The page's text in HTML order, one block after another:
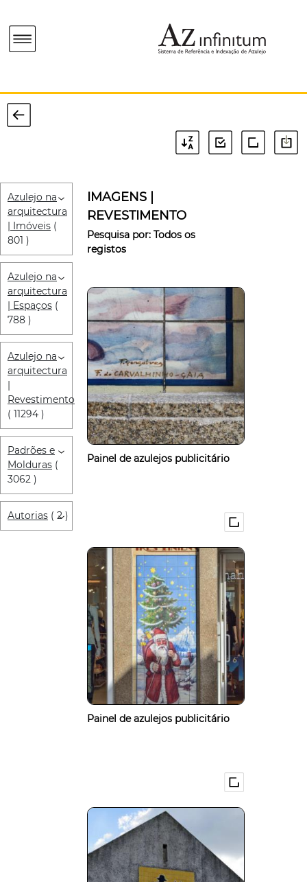
Azulejo na
arquitectura
| Imóveis (
801 )
Azulejo na
arquitectura
| Espaços (
788 )
Azulejo na
arquitectura
|
Revestimento
( 11294 )
Padrões e
Molduras (
3062 )
Autorias ( 2 )
IMAGENS |
REVESTIMENTO
Pesquisa por: Todos os
registos
Painel de azulejos publicitário
Painel de azulejos publicitário